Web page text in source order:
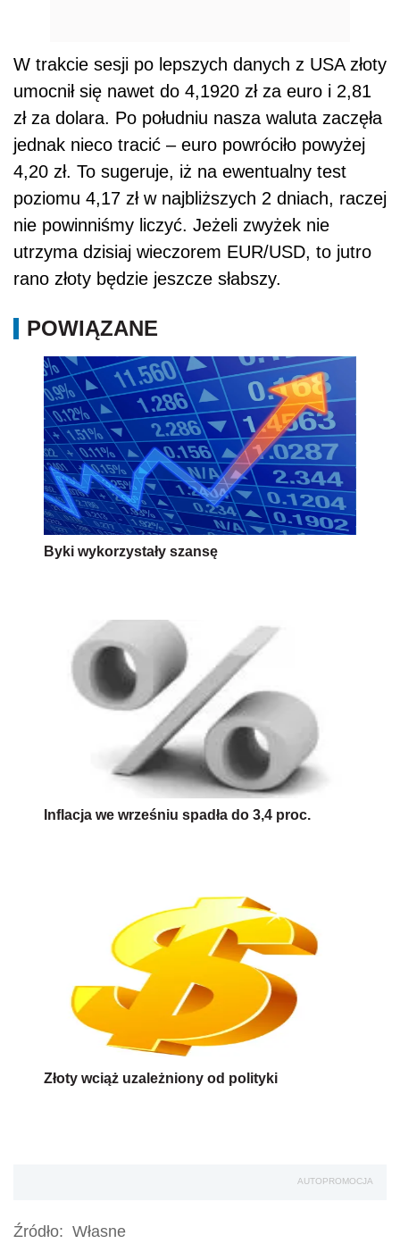
W trakcie sesji po lepszych danych z USA złoty
umocnił się nawet do 4,1920 zł za euro i 2,81
zł za dolara. Po południu nasza waluta zaczęła
jednak nieco tracić – euro powróciło powyżej
4,20 zł. To sugeruje, iż na ewentualny test
poziomu 4,17 zł w najbliższych 2 dniach, raczej
nie powinniśmy liczyć. Jeżeli zwyżek nie
utrzyma dzisiaj wieczorem EUR/USD, to jutro
rano złoty będzie jeszcze słabszy.
POWIĄZANE
Byki wykorzystały szansę
Inflacja we wrześniu spadła do 3,4 proc.
Złoty wciąż uzależniony od polityki
AUTOPROMOCJA
Źródło: Własne